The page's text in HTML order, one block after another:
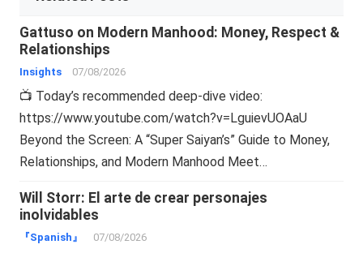
Gattuso on Modern Manhood: Money, Respect &
Relationships
Insights 07/08/2026
📺 Today’s recommended deep-dive video:
https://www.youtube.com/watch?v=LguievUOAaU
Beyond the Screen: A “Super Saiyan’s” Guide to Money,
Relationships, and Modern Manhood Meet…
Will Storr: El arte de crear personajes
inolvidables
『Spanish』 07/08/2026